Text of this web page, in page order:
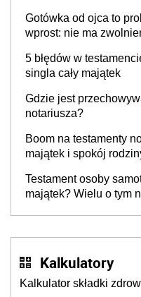
Gotówka od ojca to
wprost: nie ma
obdarowanego
5 błędów w
singla cały majątek
Gdzie jest
notariusza?
Boom na testamenty
majątek i spokój
Testament osoby
majątek? Wielu o tym
Kalkulatory
Kalkulator składki